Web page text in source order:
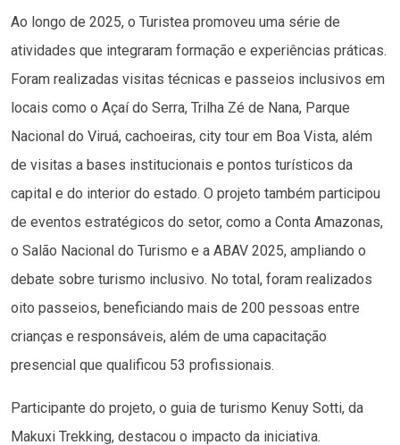
Ao longo de 2025, o Turistea promoveu uma série de
atividades que integraram formação e experiências práticas.
Foram realizadas visitas técnicas e passeios inclusivos em
locais como o Açaí do Serra, Trilha Zé de Nana, Parque
Nacional do Viruá, cachoeiras, city tour em Boa Vista, além
de visitas a bases institucionais e pontos turísticos da
capital e do interior do estado. O projeto também participou
de eventos estratégicos do setor, como a Conta Amazonas,
o Salão Nacional do Turismo e a ABAV 2025, ampliando o
debate sobre turismo inclusivo. No total, foram realizados
oito passeios, beneficiando mais de 200 pessoas entre
crianças e responsáveis, além de uma capacitação
presencial que qualificou 53 profissionais.
Participante do projeto, o guia de turismo Kenuy Sotti, da
Makuxi Trekking, destacou o impacto da iniciativa.